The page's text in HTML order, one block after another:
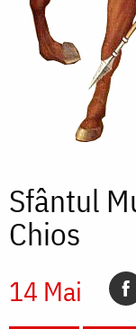
Sfântul
Chios
14 Mai